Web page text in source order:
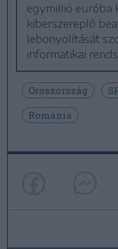
egymillió euróba
kiberszereplő
lebonyolítását
informatikai
Oroszország
Románia